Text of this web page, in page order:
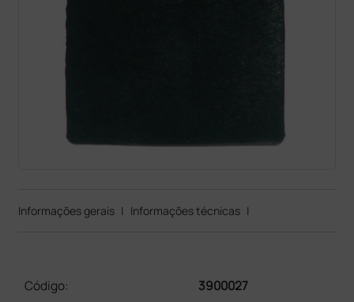
Informações gerais | Informações técnicas |
Código:
3900027